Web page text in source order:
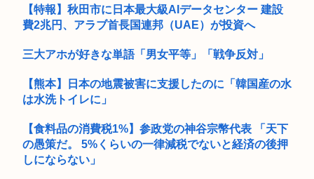
にいいん...
なくなり...
顧客の現金1700万円預かったまま… 七十七銀元行員が行方不
【動画】FC版ドラクエ4のラナルータの演出が凄いと話題。フ
ァミコ...
【特報】秋田市に日本最大級AIデータセンター 建設
費2兆円、アラブ首長国連邦（UAE）が投資へ
三大アホが好きな単語「男女平等」「戦争反対」
【熊本】日本の地震被害に支援したのに「韓国産の水
は水洗トイレに」
【食料品の消費税1%】参政党の神谷宗幣代表 「天下
の愚策だ。 5%くらいの一律減税でないと経済の後押
しにならない」